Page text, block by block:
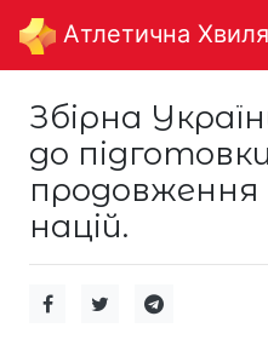
Aтлетична Хвиля
Збірна
до
продовження
націй.